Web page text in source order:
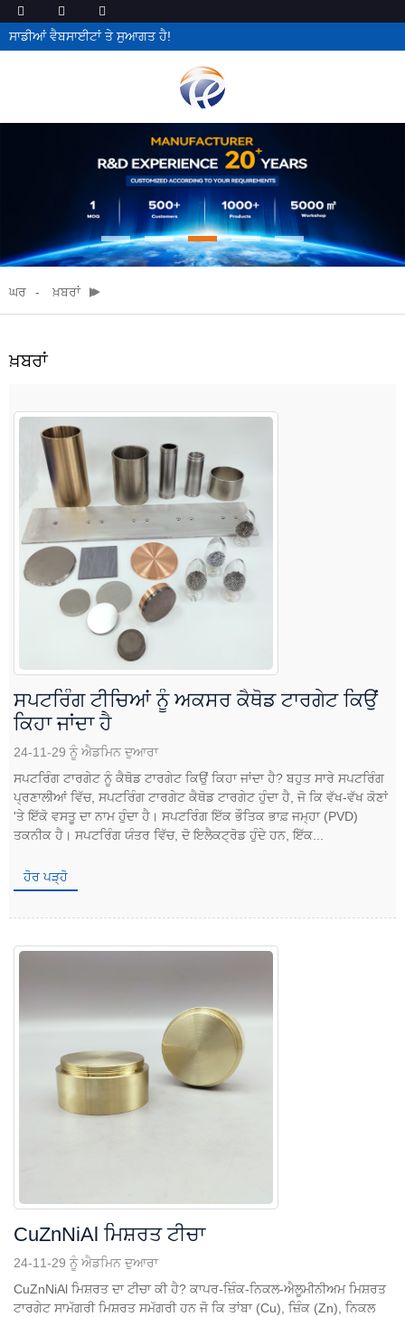
ਸਾਡੀਆਂ ਵੈਬਸਾਈਟਾਂ ਤੇ ਸੁਆਗਤ ਹੈ!
ਘਰ ਖ਼ਬਰਾਂ
ਖ਼ਬਰਾਂ
ਸਪਟਰਿੰਗ ਟੀਚਿਆਂ ਨੂੰ ਅਕਸਰ ਕੈਥੋਡ ਟਾਰਗੇਟ ਕਿਉਂ
ਕਿਹਾ ਜਾਂਦਾ ਹੈ
24-11-29 ਨੂੰ ਐਡਮਿਨ ਦੁਆਰਾ
ਸਪਟਰਿੰਗ ਟਾਰਗੇਟ ਨੂੰ ਕੈਥੋਡ ਟਾਰਗੇਟ ਕਿਉਂ ਕਿਹਾ ਜਾਂਦਾ ਹੈ? ਬਹੁਤ ਸਾਰੇ ਸਪਟਰਿੰਗ
ਪ੍ਰਣਾਲੀਆਂ ਵਿੱਚ, ਸਪਟਰਿੰਗ ਟਾਰਗੇਟ ਕੈਥੋਡ ਟਾਰਗੇਟ ਹੁੰਦਾ ਹੈ, ਜੋ ਕਿ ਵੱਖ-ਵੱਖ ਕੋਣਾਂ
'ਤੇ ਇੱਕੋ ਵਸਤੂ ਦਾ ਨਾਮ ਹੁੰਦਾ ਹੈ। ਸਪਟਰਿੰਗ ਇੱਕ ਭੌਤਿਕ ਭਾਫ਼ ਜਮ੍ਹਾ (PVD)
ਤਕਨੀਕ ਹੈ। ਸਪਟਰਿੰਗ ਯੰਤਰ ਵਿੱਚ, ਦੋ ਇਲੈਕਟ੍ਰੋਡ ਹੁੰਦੇ ਹਨ, ਇੱਕ...
ਹੋਰ ਪੜ੍ਹੋ
CuZnNiAl ਮਿਸ਼ਰਤ ਟੀਚਾ
24-11-29 ਨੂੰ ਐਡਮਿਨ ਦੁਆਰਾ
CuZnNiAl ਮਿਸ਼ਰਤ ਦਾ ਟੀਚਾ ਕੀ ਹੈ? ਕਾਪਰ-ਜ਼ਿੰਕ-ਨਿਕਲ-ਐਲੂਮੀਨੀਅਮ ਮਿਸ਼ਰਤ
ਟਾਰਗੇਟ ਸਾਮੱਗਰੀ ਮਿਸ਼ਰਤ ਸਮੱਗਰੀ ਹਨ ਜੋ ਕਿ ਤਾਂਬਾ (Cu), ਜ਼ਿੰਕ (Zn), ਨਿਕਲ